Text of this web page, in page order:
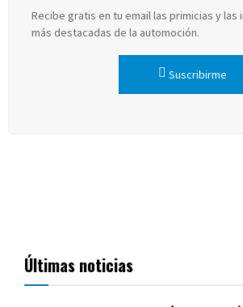
Recibe gratis en tu email las primicias y las
más destacadas de la automoción.
Suscribirme
Últimas noticias